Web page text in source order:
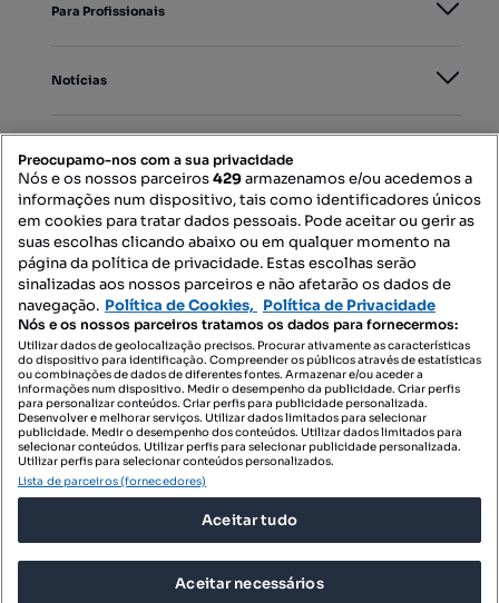
Para Profissionais
Notícias
Mapa do Site
Contacte-nos
SIGA-NOS:
DESCARREGAR NA:
© 2026 Imovirtual.com, OLX Portugal, S.A.
Preocupamo-nos com a sua privacidade
Nós e os nossos parceiros429armazenamos e/ou acedemos a
informações num dispositivo, tais como identificadores únicos
em cookies para tratar dados pessoais. Pode aceitar ou gerir as
suas escolhas clicando abaixo ou em qualquer momento na
página da política de privacidade. Estas escolhas serão
sinalizadas aos nossos parceiros e não afetarão os dados de
navegação. Política de Cookies, Política de Privacidade
Nós e os nossos parceiros tratamos os dados para fornecermos:
Utilizar dados de geolocalização precisos. Procurar ativamente as características
do dispositivo para identificação. Compreender os públicos através de estatísticas
ou combinações de dados de diferentes fontes. Armazenar e/ou aceder a
informações num dispositivo. Medir o desempenho da publicidade. Criar perfis
para personalizar conteúdos. Criar perfis para publicidade personalizada.
Desenvolver e melhorar serviços. Utilizar dados limitados para selecionar
publicidade. Medir o desempenho dos conteúdos. Utilizar dados limitados para
selecionar conteúdos. Utilizar perfis para selecionar publicidade personalizada.
Utilizar perfis para selecionar conteúdos personalizados.
Lista de parceiros (fornecedores)
Aceitar tudo
Aceitar necessários